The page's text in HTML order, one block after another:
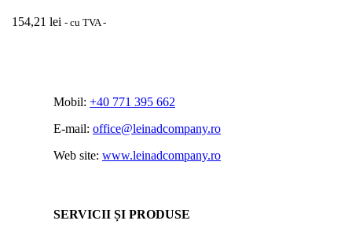
154,21 lei - cu TVA -
Mobil: +40 771 395 662
E-mail: office@leinadcompany.ro
Web site: www.leinadcompany.ro
SERVICII ȘI PRODUSE